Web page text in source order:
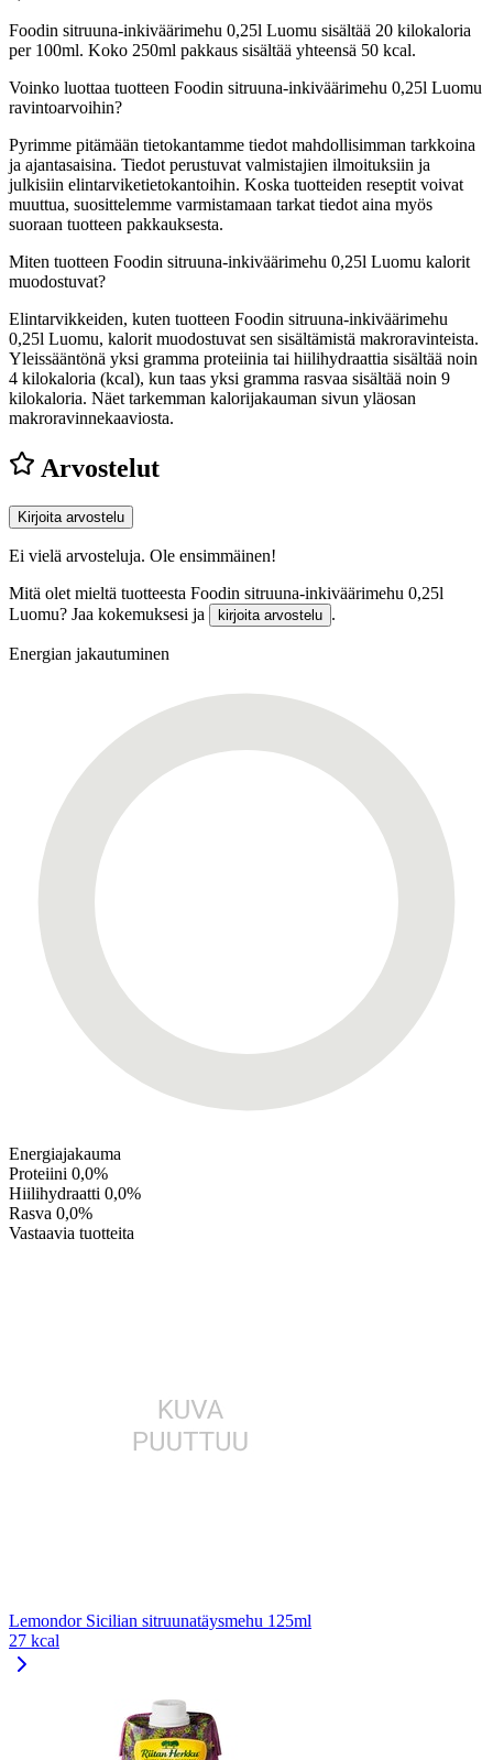
Foodin sitruuna-inkiväärimehu 0,25l Luomu sisältää 20 kilokaloria
per 100ml. Koko 250ml pakkaus sisältää yhteensä 50 kcal.
Voinko luottaa tuotteen Foodin sitruuna-inkiväärimehu 0,25l Luomu
ravintoarvoihin?
Pyrimme pitämään tietokantamme tiedot mahdollisimman tarkkoina
ja ajantasaisina. Tiedot perustuvat valmistajien ilmoituksiin ja
julkisiin elintarviketietokantoihin. Koska tuotteiden reseptit voivat
muuttua, suosittelemme varmistamaan tarkat tiedot aina myös
suoraan tuotteen pakkauksesta.
Miten tuotteen Foodin sitruuna-inkiväärimehu 0,25l Luomu kalorit
muodostuvat?
Elintarvikkeiden, kuten tuotteen Foodin sitruuna-inkiväärimehu
0,25l Luomu, kalorit muodostuvat sen sisältämistä makroravinteista.
Yleissääntönä yksi gramma proteiinia tai hiilihydraattia sisältää noin
4 kilokaloria (kcal), kun taas yksi gramma rasvaa sisältää noin 9
kilokaloria. Näet tarkemman kalorijakauman sivun yläosan
makroravinnekaaviosta.
Arvostelut
Kirjoita arvostelu
Ei vielä arvosteluja. Ole ensimmäinen!
Mitä olet mieltä tuotteesta Foodin sitruuna-inkiväärimehu 0,25l
Luomu? Jaa kokemuksesi ja
kirjoita arvostelu .
Energian jakautuminen
Energiajakauma
Proteiini 0,0%
Hiilihydraatti 0,0%
Rasva 0,0%
Vastaavia tuotteita
Lemondor Sicilian sitruunatäysmehu 125ml
27 kcal